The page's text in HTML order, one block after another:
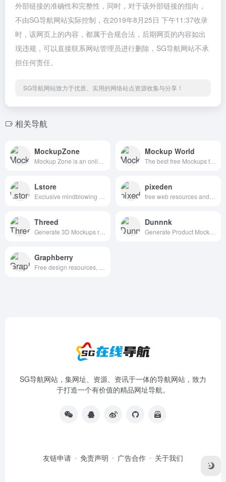
外部链接的准确性和完整性，同时，对于该外部链接的指向，
不由SG导航网站实际控制，在2019年8月25日 下午11:37收录
时，该网页上的内容，都属于合规合法，后期网页的内容如出
现违规，可以直接联系网站管理员进行删除，SG导航网站不承
担任何责任。
SG导航网站致力于优质、实用的网络站点资源收集与分享！
相关导航
MockupZone Mockup World
Lstore pixeden
Threed Dunnnk
Graphberry
SG导航网站，集网址、资源、资讯于一体的导航网站，致力
于打造一个有价值的精品网址导航。
友链申请 免责声明 广告合作 关于我们